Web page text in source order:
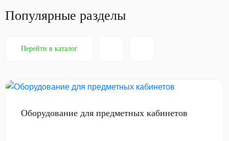
Популярные разделы
Перейти в каталог
Оборудование для предметных кабинетов